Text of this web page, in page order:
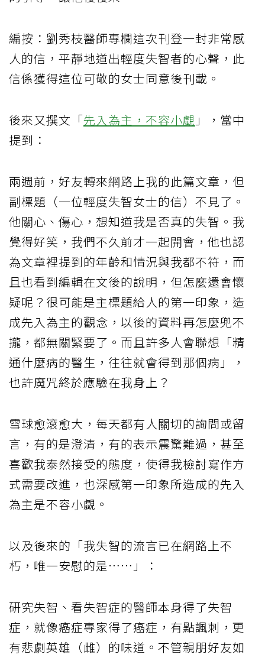
編按：劉秀枝醫師專欄這次刊登一封非常感
人的信，平靜地道出輕度失智者的心聲，此
信係獲得這位可敬的女士同意後刊載。
後來又撰文「先入為主，不容小覷 」，當中
提到：
兩週前，好友轉來網路上我的此篇文章，但
副標題（一位輕度失智女士的信）不見了。
他關心、傷心，想知道我是否真的失智。我
覺得好笑，我們不久前才一起開會，他也認
為文章裡提到的年齡和情況與我都不符，而
且也看到編輯在文後的說明，但怎麼還會懷
疑呢？很可能是主標題給人的第一印象，造
成先入為主的觀念，以後的資料再怎麼兜不
攏，都無關緊要了。而且許多人會聯想「精
通什麼病的醫生，往往就會得到那個病」，
也許魔咒終於應驗在我身上？
雪球愈滾愈大，每天都有人關切的詢問或留
言，有的是澄清，有的表示震驚難過，甚至
喜歡我泰然接受的態度，使得我檢討寫作方
式需要改進，也深感第一印象所造成的先入
為主是不容小覷。
以及後來的「我失智的流言已在網路上不
朽，唯一安慰的是……」：
研究失智、看失智症的醫師本身得了失智
症，就像癌症專家得了癌症，有點諷刺，更
有悲劇英雄（雌）的味道。不管親朋好友如